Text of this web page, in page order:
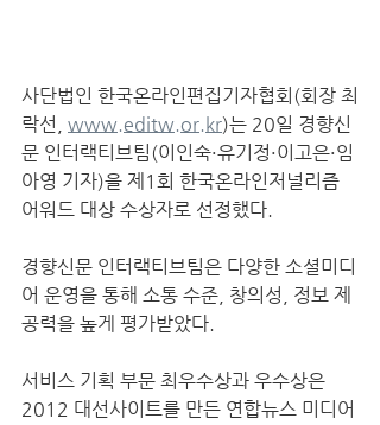
사단법인 한국온라인편집기자협회(회장 최
락선, www.editw.or.kr)는 20일 경향신
문 인터랙티브팀(이인숙·유기정·이고은·임
아영 기자)을 제1회 한국온라인저널리즘
어워드 대상 수상자로 선정했다.
경향신문 인터랙티브팀은 다양한 소셜미디
어 운영을 통해 소통 수준, 창의성, 정보 제
공력을 높게 평가받았다.
서비스 기획 부문 최우수상과 우수상은
2012 대선사이트를 만든 연합뉴스 미디어